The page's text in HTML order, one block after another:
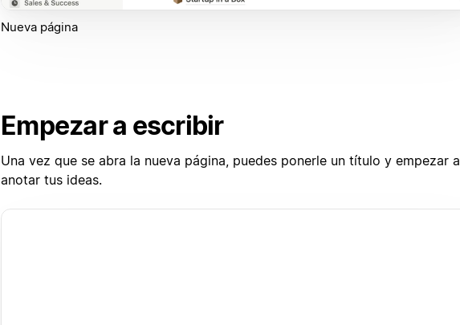
Nueva página
Empezar a escribir
Una vez que se abra la nueva página, puedes ponerle un título y empezar a
anotar tus ideas.